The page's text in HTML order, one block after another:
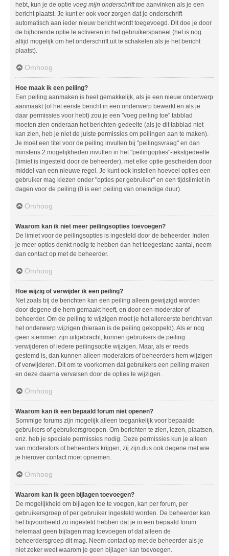
hebt, kun je de optie voeg mijn onderschrift toe aanvinken als je een
bericht plaatst. Je kunt er ook voor zorgen dat je onderschrift
automatisch aan ieder nieuw bericht wordt toegevoegd. Dit doe je door
de bijhorende optie te activeren in het gebruikerspaneel (het is nog
altijd mogelijk om het onderschrift uit te schakelen als je het bericht
plaatst).
Omhoog
Hoe maak ik een peiling?
Een peiling aanmaken is heel gemakkelijk, als je een nieuw onderwerp
aanmaakt (of het eerste bericht in een onderwerp bewerkt en als je
daar permissies voor hebt) zou je een "voeg peiling toe" tabblad
moeten zien onderaan het berichten-gedeelte (als je dit tabblad niet
kan zien, heb je niet de juiste permissies om peilingen aan te maken).
Je moet een titel voor de peiling invullen bij "peilingsvraag" en dan
minstens 2 mogelijkheden invullen in het "peilingopties"-tekstgedeelte
(limiet is ingesteld door de beheerder), met elke optie gescheiden door
middel van een nieuwe regel. Je kunt ook instellen hoeveel opties een
gebruiker mag kiezen onder "opties per gebruiker" en een tijdslimiet in
dagen voor de peiling (0 is een peiling van oneindige duur).
Omhoog
Waarom kan ik niet meer peilingsopties toevoegen?
De limiet voor de peilingsopties is ingesteld door de beheerder. Indien
je meer opties denkt nodig te hebben dan het toegestane aantal, neem
dan contact op met de beheerder.
Omhoog
Hoe wijzig of verwijder ik een peiling?
Net zoals bij de berichten kan een peiling alleen gewijzigd worden
door degene die hem gemaakt heeft, en door een moderator of
beheerder. Om de peiling te wijzigen moet je het allereerste bericht van
het onderwerp wijzigen (hieraan is de peiling gekoppeld). Als er nog
geen stemmen zijn uitgebracht, kunnen gebruikers de peiling
verwijderen of iedere peilingsoptie wijzigen. Maar, als er reeds
gestemd is, dan kunnen alleen moderators of beheerders hem wijzigen
of verwijderen. Dit om te voorkomen dat gebruikers een peiling maken
en deze daarna vervalsen door de opties te wijzigen.
Omhoog
Waarom kan ik een bepaald forum niet openen?
Sommige forums zijn mogelijk alleen toegankelijk voor bepaalde
gebruikers of gebruikersgroepen. Om berichten te zien, lezen, plaatsen,
enz. heb je speciale permissies nodig. Deze permissies kun je alleen
van moderators of beheerders krijgen, zij zijn dus ook degene met wie
je hierover contact moet opnemen.
Omhoog
Waarom kan ik geen bijlagen toevoegen?
De mogelijkheid om bijlagen toe te voegen, kan per forum, per
gebruikersgroep of per gebruiker ingesteld worden. De beheerder kan
het bijvoorbeeld zo ingesteld hebben dat je in een bepaald forum
helemaal geen bijlagen mag toevoegen of dat alleen de
beheerdersgroep dit mag. Neem contact op met de beheerder als je
niet zeker weet waarom je geen bijlagen kan toevoegen.